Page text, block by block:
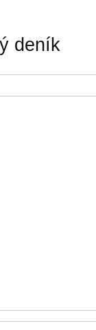
deník